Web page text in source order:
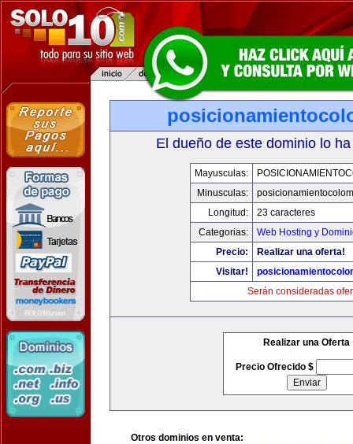
El dueño de este dominio lo
Mayusculas:
Minusculas:
Longitud:
23 caracteres
Categorias:
Web Hosting y
Precio:
Realizar una oferta!
Visitar!
Serán consideradas
Realizar una Oferta
Precio Ofrecido $
Otros dominios en venta: